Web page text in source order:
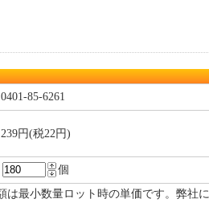
0401-85-6261
239円(税22円)
個
最小数量ロット時の単価です。弊社